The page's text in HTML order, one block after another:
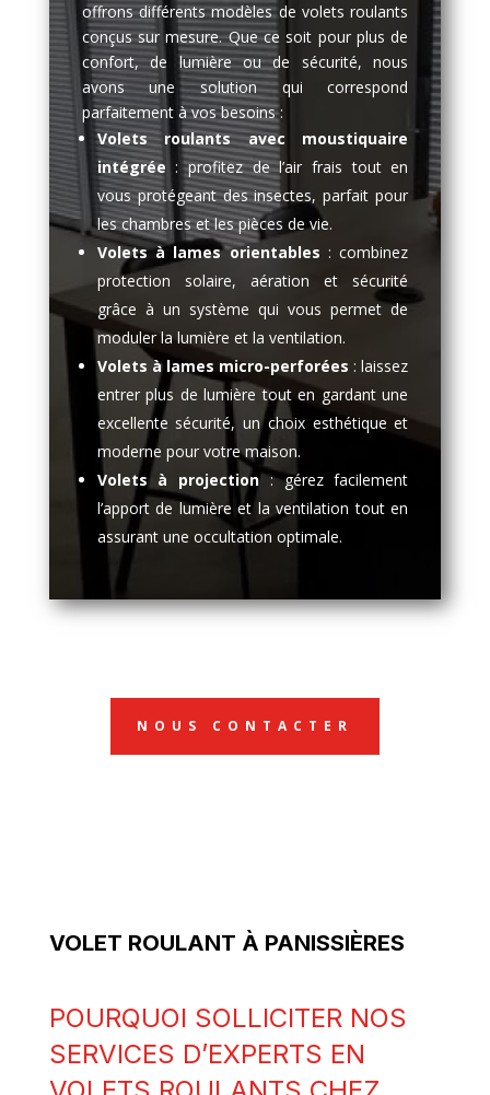
offrons différents modèles de volets roulants
conçus sur mesure. Que ce soit pour plus de
confort, de lumière ou de sécurité, nous
avons une solution qui correspond
parfaitement à vos besoins :
Volets roulants avec moustiquaire
intégrée : profitez de l’air frais tout en
vous protégeant des insectes, parfait pour
les chambres et les pièces de vie.
Volets à lames orientables : combinez
protection solaire, aération et sécurité
grâce à un système qui vous permet de
moduler la lumière et la ventilation.
Volets à lames micro-perforées : laissez
entrer plus de lumière tout en gardant une
excellente sécurité, un choix esthétique et
moderne pour votre maison.
Volets à projection: gérez facilement
l’apport de lumière et la ventilation tout en
assurant une occultation optimale.
NOUS CONTACTER
VOLET ROULANT À PANISSIÈRES
POURQUOI SOLLICITER NOS
SERVICES D’EXPERTS EN